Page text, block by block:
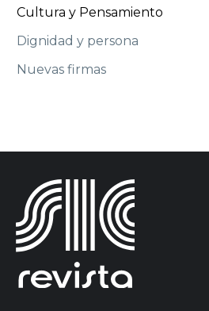
Cultura y Pensamiento
Dignidad y persona
Nuevas firmas